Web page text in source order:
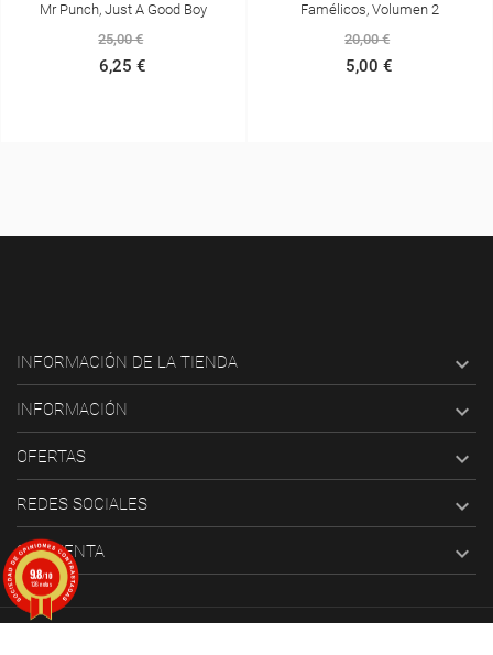
Mr Punch, Just A Good Boy
25,00 €
6,25 €
Famélicos, Volumen 2
20,00 €
5,00 €
INFORMACIÓN DE LA TIENDA 
INFORMACIÓN 
OFERTAS 
REDES SOCIALES 
SU CUENTA 
9.8/10
126 notas